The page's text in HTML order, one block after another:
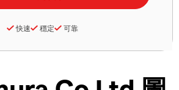
快速 穩定 可靠